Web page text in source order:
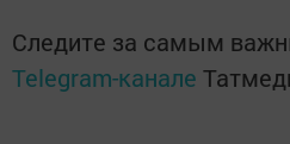
Следите за самым
Telegram-канале